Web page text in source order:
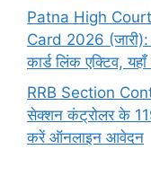
Patna High
Card 2026 (जारी):
कार्ड लिंक एक्टिव,
RRB Section
सेक्शन कंट्रोलर के 119
करें ऑनलाइन आवेदन